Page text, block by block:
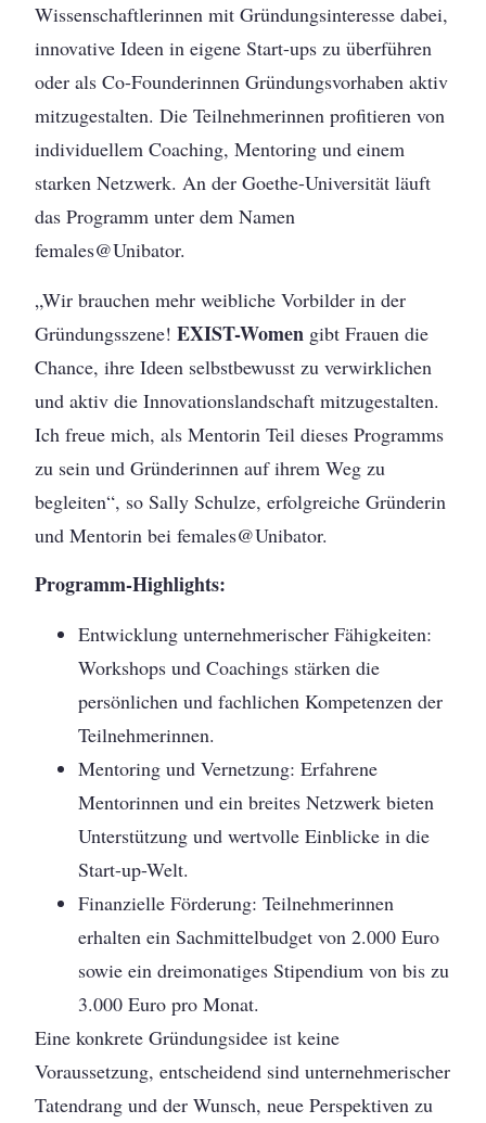
Wissenschaftlerinnen mit Gründungsinteresse dabei,
innovative Ideen in eigene Start-ups zu überführen
oder als Co-Founderinnen Gründungsvorhaben aktiv
mitzugestalten. Die Teilnehmerinnen profitieren von
individuellem Coaching, Mentoring und einem
starken Netzwerk. An der Goethe-Universität läuft
das Programm unter dem Namen
females@Unibator.
„Wir brauchen mehr weibliche Vorbilder in der
Gründungsszene!EXIST-Women gibt Frauen die
Chance, ihre Ideen selbstbewusst zu verwirklichen
und aktiv die Innovationslandschaft mitzugestalten.
Ich freue mich, als Mentorin Teil dieses Programms
zu sein und Gründerinnen auf ihrem Weg zu
begleiten“, so Sally Schulze, erfolgreiche Gründerin
und Mentorin bei females@Unibator.
Programm-Highlights:
Entwicklung unternehmerischer Fähigkeiten:
Workshops und Coachings stärken die
persönlichen und fachlichen Kompetenzen der
Teilnehmerinnen.
Mentoring und Vernetzung: Erfahrene
Mentorinnen und ein breites Netzwerk bieten
Unterstützung und wertvolle Einblicke in die
Start-up-Welt.
Finanzielle Förderung: Teilnehmerinnen
erhalten ein Sachmittelbudget von 2.000 Euro
sowie ein dreimonatiges Stipendium von bis zu
3.000 Euro pro Monat.
Eine konkrete Gründungsidee ist keine
Voraussetzung, entscheidend sind unternehmerischer
Tatendrang und der Wunsch, neue Perspektiven zu